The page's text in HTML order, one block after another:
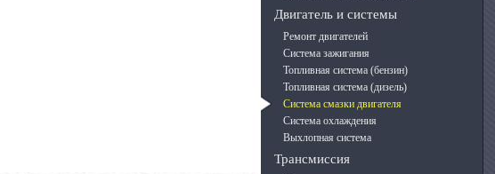
Двигатель и системы
Ремонт двигателей
Система зажигания
Топливная система (бензин)
Топливная система (дизель)
Система смазки двигателя
Система охлаждения
Выхлопная система
Трансмиссия